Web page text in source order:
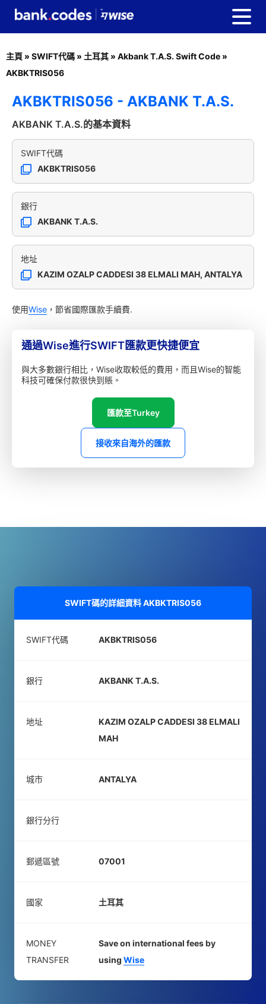
主頁 » SWIFT代碼 » 土耳其 » Akbank T.A.S. Swift Code »
AKBKTRIS056
AKBKTRIS056 - AKBANK T.A.S.
AKBANK T.A.S.的基本資料
SWIFT代碼
AKBKTRIS056
銀行
AKBANK T.A.S.
地址
KAZIM OZALP CADDESI 38 ELMALI MAH, ANTALYA
使用Wise ，節省國際匯款手續費.
通過Wise進行SWIFT匯款更快捷便宜
與大多數銀行相比，Wise收取較低的費用，而且Wise的智能
科技可確保付款很快到賬。
匯款至Turkey
接收來自海外的匯款
SWIFT碼的詳細資料AKBKTRIS056
SWIFT代碼 AKBKTRIS056
銀行 AKBANK T.A.S.
地址
KAZIM OZALP CADDESI 38 ELMALI
MAH
城市 ANTALYA
銀行分行
郵遞區號 07001
國家 土耳其
MONEY
TRANSFER
Save on international fees by
using Wise